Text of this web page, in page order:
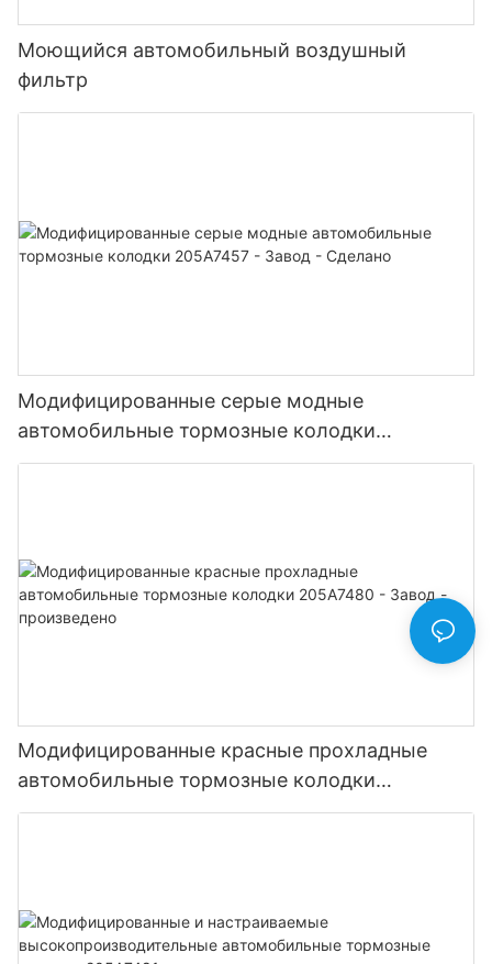
Моющийся автомобильный воздушный
фильтр
Модифицированные серые модные
автомобильные тормозные колодки
205A7457 - Завод - Сделано
Модифицированные красные прохладные
автомобильные тормозные колодки
205A7480 - Завод - произведено